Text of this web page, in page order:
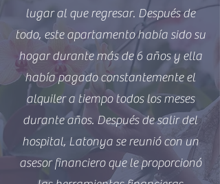
lugar al que regresar. Después de
todo, este apartamento había sido su
hogar durante más de 6 años y ella
había pagado constantemente el
alquiler a tiempo todos los meses
durante años. Después de salir del
hospital, Latonya se reunió con un
asesor financiero que le proporcionó